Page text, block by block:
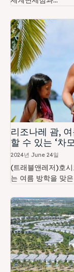
리조나레 괌,
할 수 있는 ‘차
2024년 June 24일
(트래블앤레저)호
는 여름 방학을 맞